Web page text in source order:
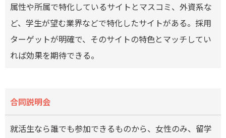
属性や所属で特化しているサイトとマスコミ、外資系な
ど、学生が望む業界などで特化したサイトがある。採用
ターゲットが明確で、そのサイトの特色とマッチしてい
れば効果を期待できる。
合同説明会
就活生なら誰でも参加できるものから、女性のみ、留学